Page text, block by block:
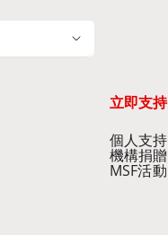
立即支持
個人支持
機構捐贈
MSF活動